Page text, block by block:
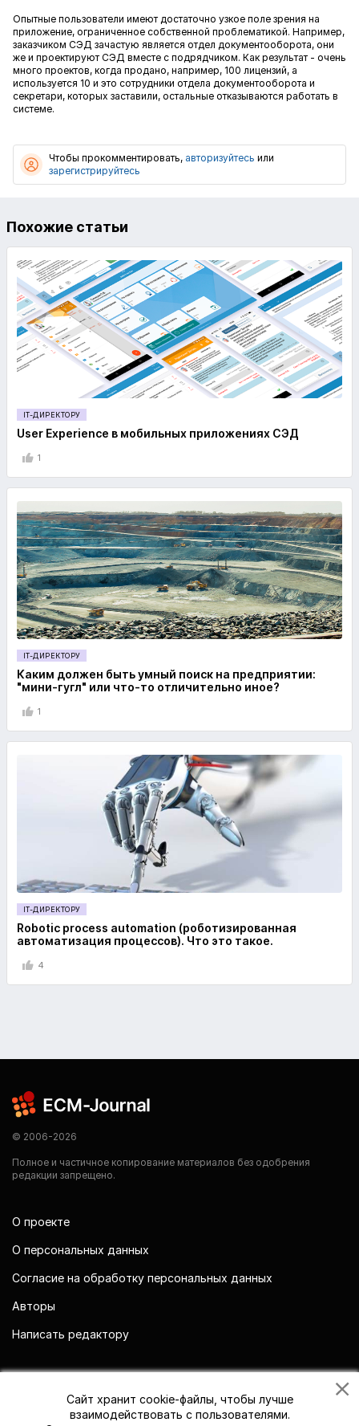
Опытные пользователи имеют достаточно узкое поле зрения на
приложение, ограниченное собственной проблематикой. Например,
заказчиком СЭД зачастую является отдел документооборота, они
же и проектируют СЭД вместе с подрядчиком. Как результат - очень
много проектов, когда продано, например, 100 лицензий, а
используется 10 и это сотрудники отдела документооборота и
секретари, которых заставили, остальные отказываются работать в
системе.
Чтобы прокомментировать, авторизуйтесь или
зарегистрируйтесь
Похожие статьи
IT-ДИРЕКТОРУ
User Experience в мобильных приложениях СЭД
1
IT-ДИРЕКТОРУ
Каким должен быть умный поиск на предприятии:
"мини-гугл" или что-то отличительно иное?
1
IT-ДИРЕКТОРУ
Robotic process automation (роботизированная
автоматизация процессов). Что это такое.
4
© 2006-2026
Полное и частичное копирование материалов без одобрения
редакции запрещено.
О проекте
О персональных данных
Согласие на обработку персональных данных
Авторы
Написать редактору
Сайт хранит cookie-файлы, чтобы лучше
взаимодействовать с пользователями.